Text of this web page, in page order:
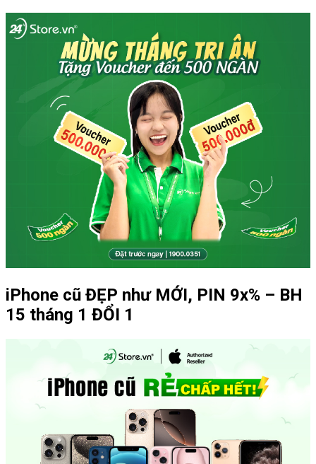
iPhone cũ ĐẸP như MỚI, PIN 9x% – BH
15 tháng 1 ĐỔI 1